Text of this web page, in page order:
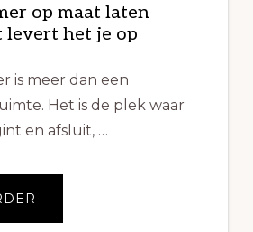
op maat laten
levert het je op
is meer dan een
Het is de plek waar
en afsluit, …
OP